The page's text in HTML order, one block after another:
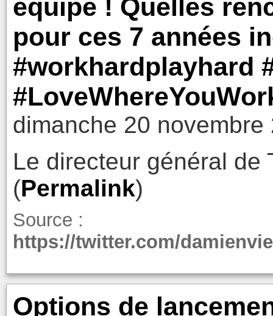
equipe ! Quelles
pour ces 7 années
#workhardplayhard
dimanche 20 novembre
Le directeur général de
(Permalink)
Source :
https://twitter.com/
Options de